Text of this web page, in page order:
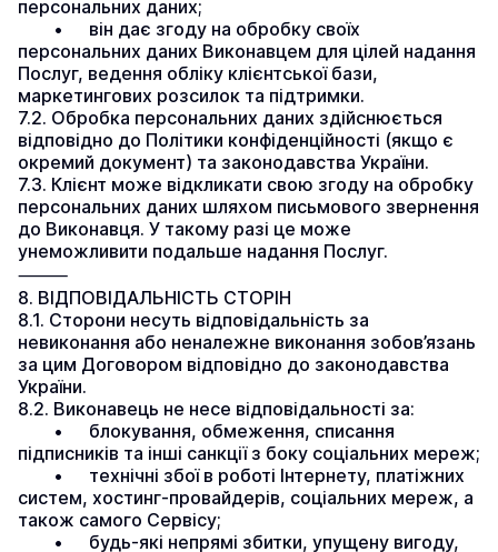
персональних даних;
персональних даних Виконавцем для цілей надання
Послуг, ведення обліку клієнтської бази,
маркетингових розсилок та підтримки.
7.2. Обробка персональних даних здійснюється
відповідно до Політики конфіденційності (якщо є
окремий документ) та законодавства України.
7.3. Клієнт може відкликати свою згоду на обробку
персональних даних шляхом письмового звернення
до Виконавця. У такому разі це може
унеможливити подальше надання Послуг.
⸻
8. ВІДПОВІДАЛЬНІСТЬ СТОРІН
8.1. Сторони несуть відповідальність за
невиконання або неналежне виконання зобов’язань
за цим Договором відповідно до законодавства
України.
8.2. Виконавець не несе відповідальності за:
підписників та інші санкції з боку соціальних мереж;
систем, хостинг-провайдерів, соціальних мереж, а
також самого Сервісу;